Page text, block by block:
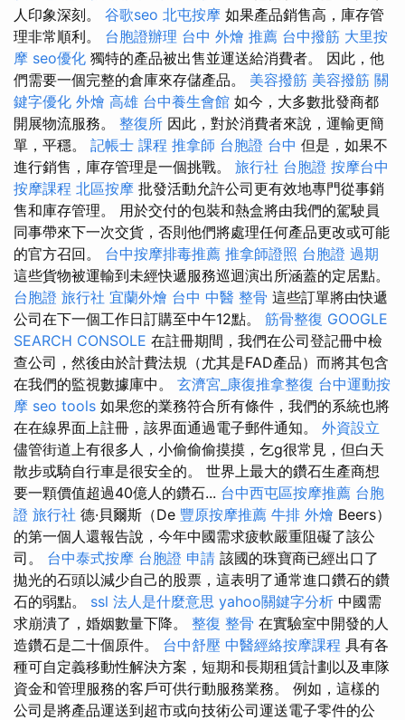
人印象深刻。 谷歌seo 北屯按摩 如果產品銷售高，庫存管
理非常順利。 台胞證辦理 台中 外燴 推薦 台中撥筋 大里按
摩 seo優化 獨特的產品被出售並運送給消費者。 因此，他
們需要一個完整的倉庫來存儲產品。 美容撥筋 美容撥筋 關
鍵字優化 外燴 高雄 台中養生會館 如今，大多數批發商都
開展物流服務。 整復所 因此，對於消費者來說，運輸更簡
單，平穩。 記帳士 課程 推拿師 台胞證 台中 但是，如果不
進行銷售，庫存管理是一個挑戰。 旅行社 台胞證 按摩台中
按摩課程 北區按摩 批發活動允許公司更有效地專門從事銷
售和庫存管理。 用於交付的包裝和熱盒將由我們的駕駛員
同事帶來下一次交貨，否則他們將處理任何產品更改或可能
的官方召回。 台中按摩排毒推薦 推拿師證照 台胞證 過期
這些貨物被運輸到未經快遞服務巡迴演出所涵蓋的定居點。
台胞證 旅行社 宜蘭外燴 台中 中醫 整骨 這些訂單將由快遞
公司在下一個工作日訂購至中午12點。 筋骨整復 GOOGLE
SEARCH CONSOLE 在註冊期間，我們在公司登記冊中檢
查公司，然後由於計費法規（尤其是FAD產品）而將其包含
在我們的監視數據庫中。 玄濟宮_康復推拿整復 台中運動按
摩 seo tools 如果您的業務符合所有條件，我們的系統也將
在在線界面上註冊，該界面通過電子郵件通知。 外資設立
儘管街道上有很多人，小偷偷偷摸摸，乞g很常見，但白天
散步或騎自行車是很安全的。 世界上最大的鑽石生產商想
要一顆價值超過40億人的鑽石... 台中西屯區按摩推薦 台胞
證 旅行社 德·貝爾斯（De 豐原按摩推薦 牛排 外燴 Beers）
的第一個人還報告說，今年中國需求疲軟嚴重阻礙了該公
司。 台中泰式按摩 台胞證 申請 該國的珠寶商已經出口了
拋光的石頭以減少自己的股票，這表明了通常進口鑽石的鑽
石的弱點。 ssl 法人是什麼意思 yahoo關鍵字分析 中國需
求崩潰了，婚姻數量下降。 整復 整骨 在實驗室中開發的人
造鑽石是二十個原件。 台中舒壓 中醫經絡按摩課程 具有各
種可自定義移動性解決方案，短期和長期租賃計劃以及車隊
資金和管理服務的客戶可供行動服務業務。 例如，這樣的
公司是將產品運送到超市或向技術公司運送電子零件的公